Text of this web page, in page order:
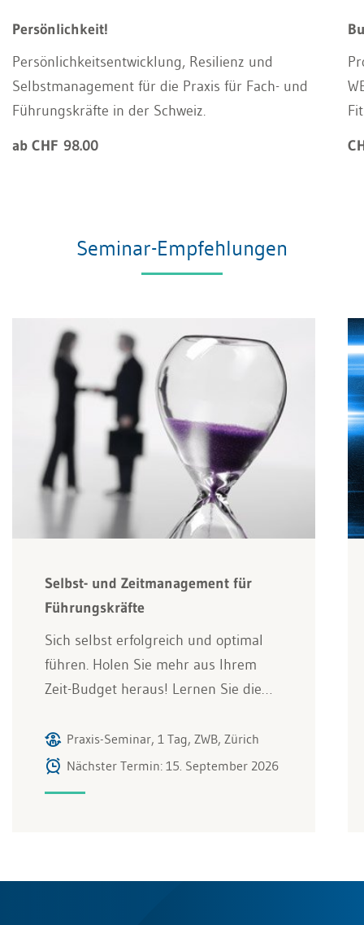
Persönlichkeit!
Persönlichkeitsentwicklung, Resilienz und
Selbstmanagement für die Praxis für Fach- und
Führungskräfte in der Schweiz.
ab CHF 98.00
Seminar-Empfehlungen
Selbst- und Zeitmanagement für
Führungskräfte
Sich selbst erfolgreich und optimal
führen. Holen Sie mehr aus Ihrem
Zeit-Budget heraus! Lernen Sie die…
Praxis-Seminar, 1 Tag, ZWB, Zürich
Nächster Termin: 15. September 2026